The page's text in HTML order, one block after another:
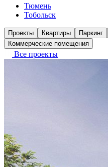
Тюмень
Тобольск
Проекты Квартиры Паркинг
Коммерческие помещения
Все проекты